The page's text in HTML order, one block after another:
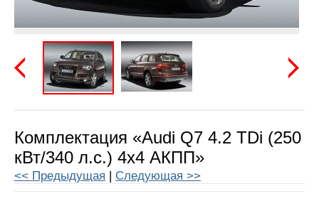
Комплектация «Audi Q7 4.2 TDi (250
кВт/340 л.с.) 4x4 АКПП»
<< Предыдущая Следующая >>